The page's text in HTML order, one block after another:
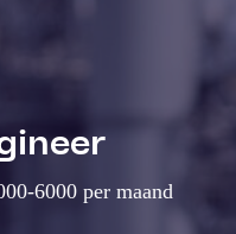
6000 per maand